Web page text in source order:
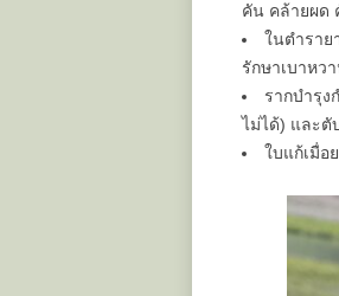
คัน คล้ายผด
ในตำรา
รักษาเบาหว
รากบำรุ
ไม่ได้) และตั
ใบแก้เมื่อ